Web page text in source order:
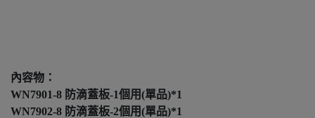
內容物：
WN7901-8 防滴蓋板-1個用(單品)*1
WN7902-8 防滴蓋板-2個用(單品)*1